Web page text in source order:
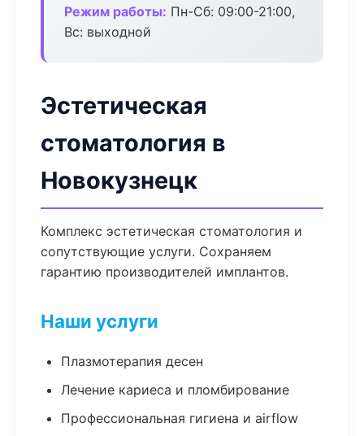
Режим работы: Пн-Сб: 09:00-21:00,
Вс: выходной
Эстетическая
стоматология в
Новокузнецк
Комплекс эстетическая стоматология и
сопутствующие услуги. Сохраняем
гарантию производителей имплантов.
Наши услуги
Плазмотерапия десен
Лечение кариеса и пломбирование
Профессиональная гигиена и airflow